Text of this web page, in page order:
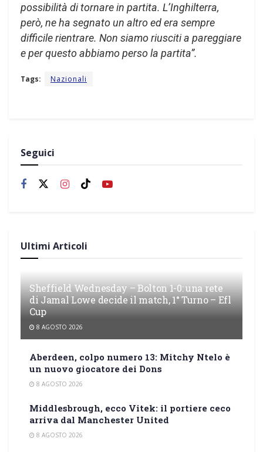
possibilità di tornare in partita. L’Inghilterra,
però, ne ha segnato un altro ed era sempre
difficile rientrare. Non siamo riusciti a pareggiare
e per questo abbiamo perso la partita”.
Tags: Nazionali
Seguici
Ultimi Articoli
Sheffield Wednesday – Bolton 1-0: una rete
di Jamal Lowe decide il match, 1° Turno – Efl
Cup
8 AGOSTO 2026
Aberdeen, colpo numero 13: Mitchy Ntelo è
un nuovo giocatore dei Dons
8 AGOSTO 2026
Middlesbrough, ecco Vitek: il portiere ceco
arriva dal Manchester United
8 AGOSTO 2026